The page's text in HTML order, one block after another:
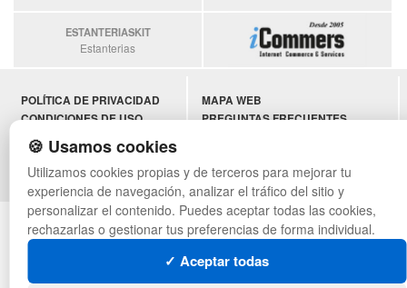
ESTANTERIASKIT
Estanterias
POLÍTICA DE PRIVACIDAD
CONDICIONES DE USO
CAMBIOS Y DEVOLUCIONES
CONTACTO
QUIENES SOMOS
MAPA WEB
PREGUNTAS FRECUENTES
© asistentecompras.com - Todos los derechos reservados
🍪 Usamos cookies
Utilizamos cookies propias y de terceros para mejorar tu
experiencia de navegación, analizar el tráfico del sitio y
personalizar el contenido. Puedes aceptar todas las cookies,
rechazarlas o gestionar tus preferencias de forma individual.
✓ Aceptar todas